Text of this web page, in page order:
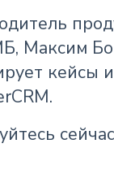
Максим
кейсы